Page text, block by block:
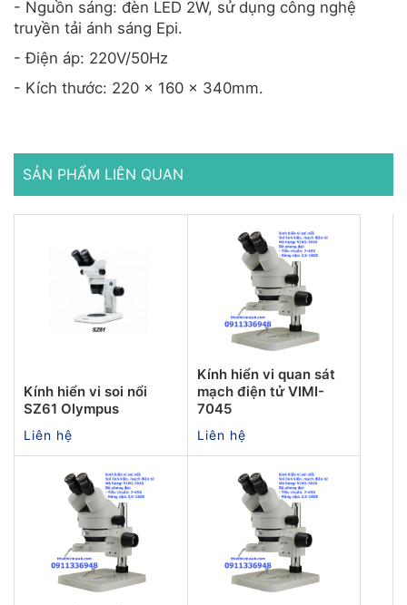
- Nguồn sáng: đèn LED 2W, sử dụng công nghệ
truyền tải ánh sáng Epi.
- Điện áp: 220V/50Hz
- Kích thước: 220 x 160 x 340mm.
SẢN PHẨM LIÊN QUAN
Kính hiển vi soi nổi
SZ61 Olympus
Liên hệ
Kính hiển vi quan sát
mạch điện tử VIMI-
7045
Liên hệ